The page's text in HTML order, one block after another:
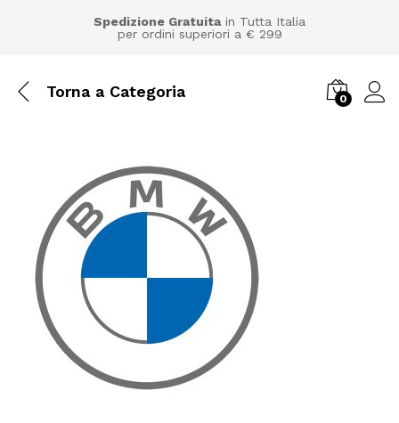
Spedizione Gratuitain Tutta Italia
per ordini superiori a € 299
Torna a Categoria 0